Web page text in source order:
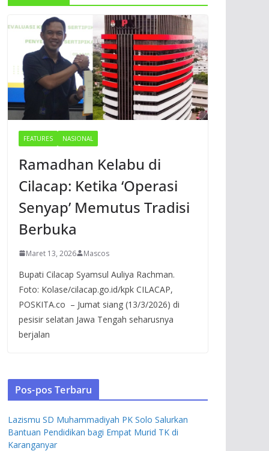
FEATURES NASIONAL
Ramadhan Kelabu di
Cilacap: Ketika ‘Operasi
Senyap’ Memutus Tradisi
Berbuka
Maret 13, 2026 Mascos
Bupati Cilacap Syamsul Auliya Rachman.
Foto: Kolase/cilacap.go.id/kpk CILACAP,
POSKITA.co – Jumat siang (13/3/2026) di
pesisir selatan Jawa Tengah seharusnya
berjalan
Pos-pos Terbaru
Lazismu SD Muhammadiyah PK Solo Salurkan
Bantuan Pendidikan bagi Empat Murid TK di
Karanganyar